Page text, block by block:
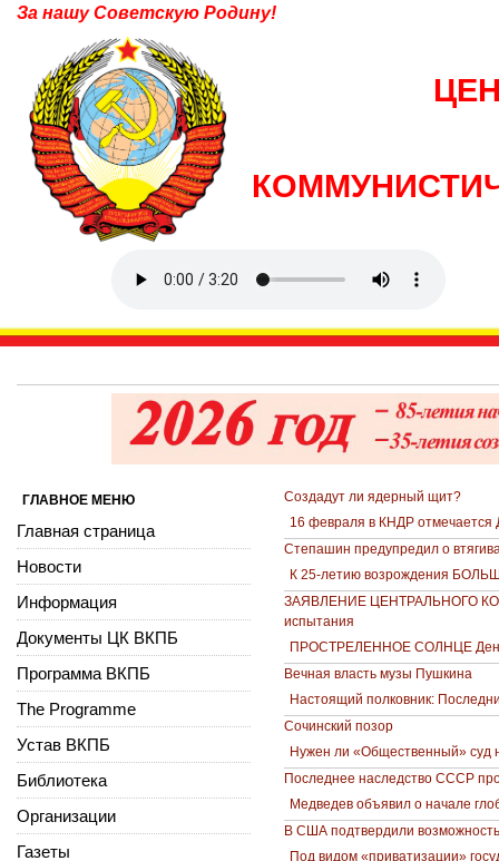
За нашу Советскую Родину!
Создадут ли ядерный щит?
16 февраля в КНДР
Степашин предупредил о
К 25-летию возрождения
ЗАЯВЛЕНИЕ ЦЕНТРАЛЬНОГО
испытания
ПРОСТРЕЛЕННОЕ СОЛНЦЕ
Вечная власть музы Пушкина
Настоящий полковник:
Сочинский позор
Нужен ли «Общественный» суд
Последнее наследство СССР
Медведев объявил о начале
В США подтвердили
Под видом «приватизации»
ГЛАВНОЕ МЕНЮ
Главная страница
Новости
Информация
Документы ЦК ВКПБ
Программа ВКПБ
The Programme
Устав ВКПБ
Библиотека
Организации
Газеты